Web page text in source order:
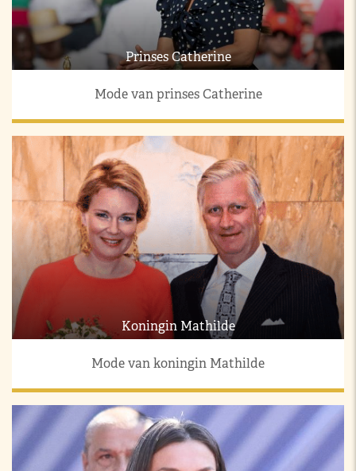
Prinses Catherine
Mode van prinses Catherine
Koningin Mathilde
Mode van koningin Mathilde